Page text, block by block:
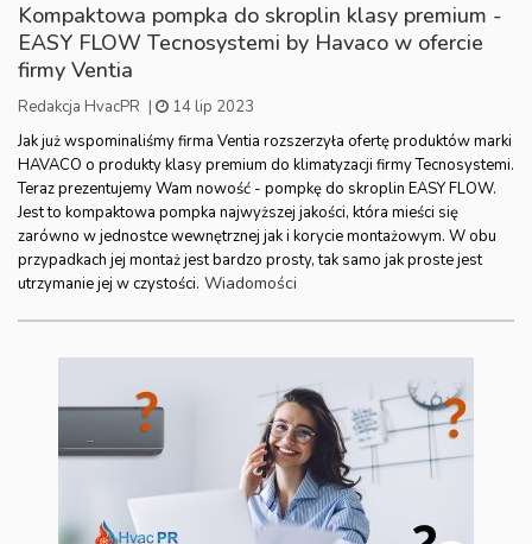
Kompaktowa pompka do skroplin klasy premium -
EASY FLOW Tecnosystemi by Havaco w ofercie
firmy Ventia
Redakcja HvacPR |
14 lip 2023
Jak już wspominaliśmy firma Ventia rozszerzyła ofertę produktów marki
HAVACO o produkty klasy premium do klimatyzacji firmy Tecnosystemi.
Teraz prezentujemy Wam nowość - pompkę do skroplin EASY FLOW.
Jest to kompaktowa pompka najwyższej jakości, która mieści się
zarówno w jednostce wewnętrznej jak i korycie montażowym. W obu
przypadkach jej montaż jest bardzo prosty, tak samo jak proste jest
utrzymanie jej w czystości. Wiadomości